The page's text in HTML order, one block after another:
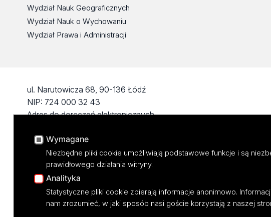
Wydział Nauk Geograficznych
Wydział Nauk o Wychowaniu
Wydział Prawa i Administracji
ul. Narutowicza 68, 90-136 Łódź
NIP: 724 000 32 43
Adres do doręczeń elektronicznych
KONTAKT
Wymagane
Niezbędne pliki cookie umożliwiają podstawowe funkcje i są
prawidłowego działania witryny.
Analityka
Statystyczne pliki cookie zbierają informacje anonimowo.
nam zrozumieć, w jaki sposób nasi goście korzystają z naszej